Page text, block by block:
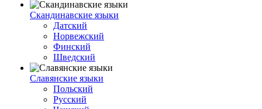
Скандинавские языки
Датский
Норвежский
Финский
Шведский
Славянские языки
Польский
Русский